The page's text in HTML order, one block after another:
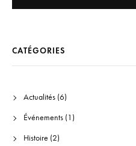
CATÉGORIES
Actualités(6)
Événements(1)
Histoire (2)